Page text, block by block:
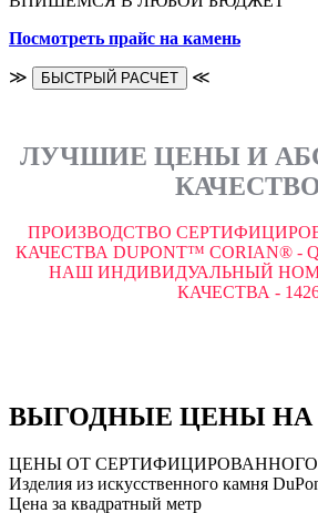
Посмотреть прайс на камень
≫ БЫСТРЫЙ РАСЧЕТ ≪
ЛУЧШИЕ ЦЕНЫ И
ПРОИЗВОДСТВО
КАЧЕСТВА DUPONT™ CORIAN® -
НАШ ИНДИВИДУАЛЬНЫЙ
КАЧЕСТВА -
ВЫГОДНЫЕ ЦЕНЫ НА
ЦЕНЫ ОТ СЕРТИФИЦИРОВАННОГО
Изделия из искусственного камня
Цена за квадратный метр